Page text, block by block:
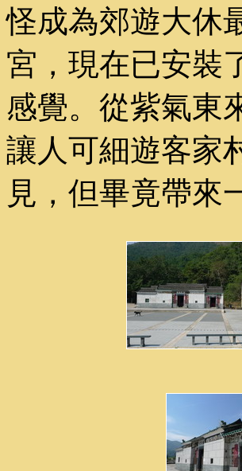
怪成為郊遊大休
宮，現在已安裝
感覺。從紫氣東
讓人可細遊客家
見，但畢竟帶來